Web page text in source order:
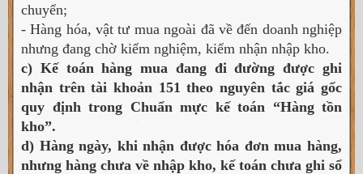
chuyển;
- Hàng hóa, vật tư mua ngoài đã về đến doanh nghiệp
nhưng đang chờ kiểm nghiệm, kiểm nhận nhập kho.
c) Kế toán hàng mua đang đi đường được ghi
nhận trên tài khoản 151 theo nguyên tắc giá gốc
quy định trong Chuẩn mực kế toán “Hàng tồn
kho”.
d) Hàng ngày, khi nhận được hóa đơn mua hàng,
nhưng hàng chưa về nhập kho, kế toán chưa ghi sổ